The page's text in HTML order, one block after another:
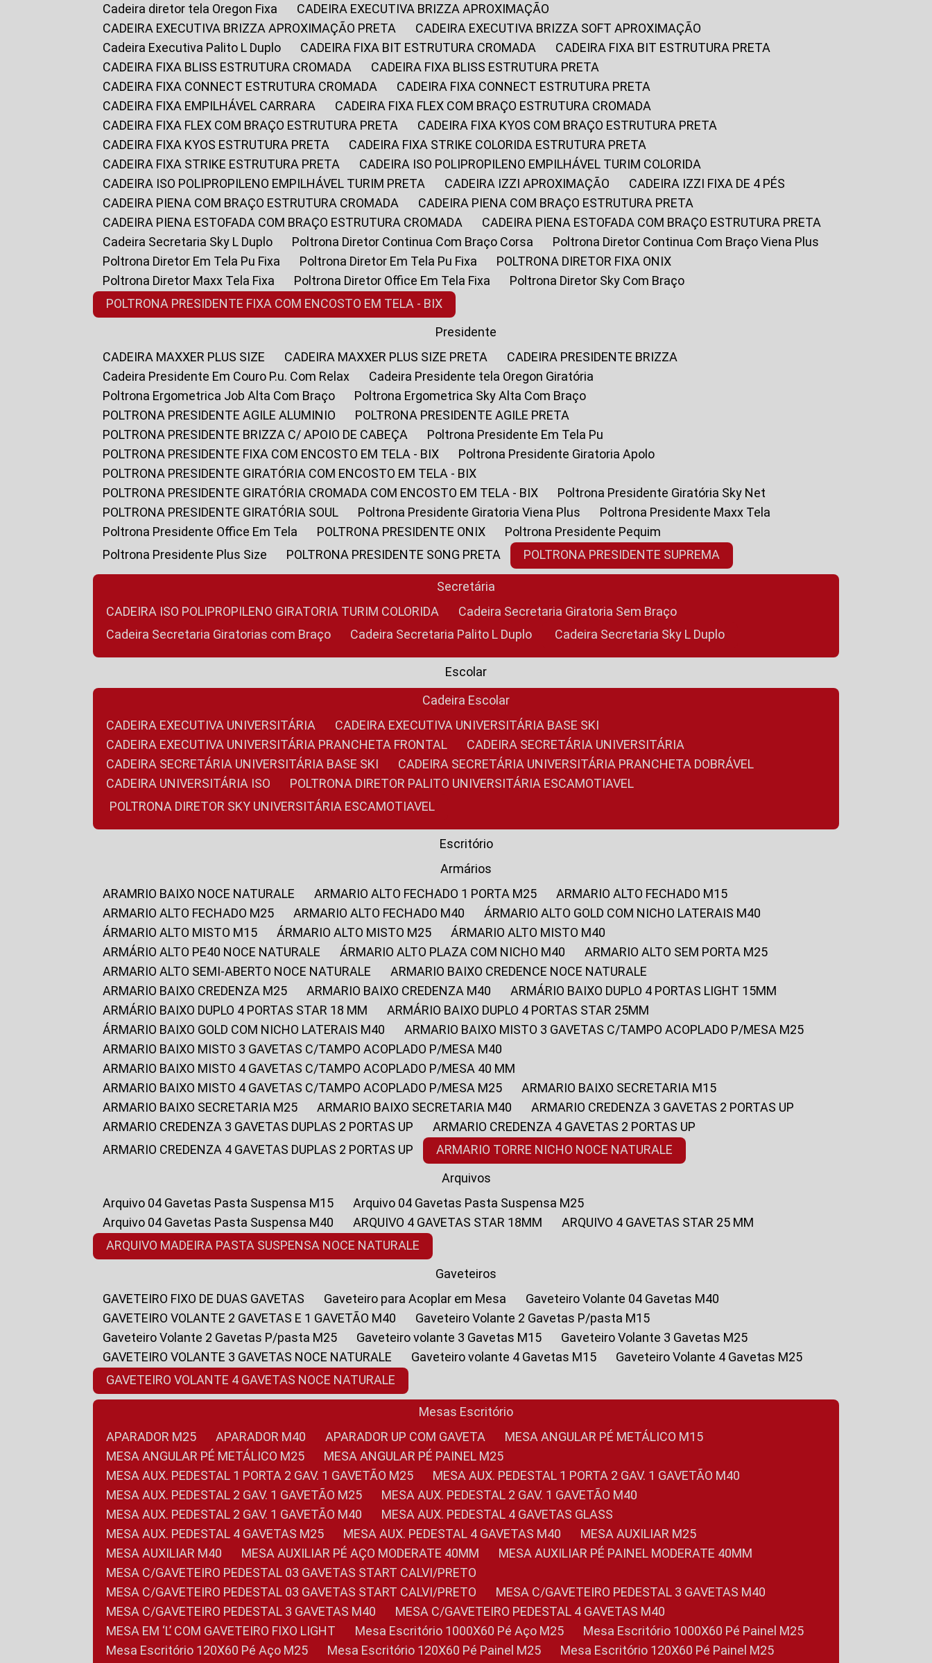
Cadeira diretor tela Oregon Fixa
CADEIRA EXECUTIVA BRIZZA APROXIMAÇÃO
CADEIRA EXECUTIVA BRIZZA APROXIMAÇÃO PRETA
CADEIRA EXECUTIVA BRIZZA SOFT APROXIMAÇÃO
Cadeira Executiva Palito L Duplo
CADEIRA FIXA BIT ESTRUTURA CROMADA
CADEIRA FIXA BIT ESTRUTURA PRETA
CADEIRA FIXA BLISS ESTRUTURA CROMADA
CADEIRA FIXA BLISS ESTRUTURA PRETA
CADEIRA FIXA CONNECT ESTRUTURA CROMADA
CADEIRA FIXA CONNECT ESTRUTURA PRETA
CADEIRA FIXA EMPILHÁVEL CARRARA
CADEIRA FIXA FLEX COM BRAÇO ESTRUTURA CROMADA
CADEIRA FIXA FLEX COM BRAÇO ESTRUTURA PRETA
CADEIRA FIXA KYOS COM BRAÇO ESTRUTURA PRETA
CADEIRA FIXA KYOS ESTRUTURA PRETA
CADEIRA FIXA STRIKE COLORIDA ESTRUTURA PRETA
CADEIRA FIXA STRIKE ESTRUTURA PRETA
CADEIRA ISO POLIPROPILENO EMPILHÁVEL TURIM COLORIDA
CADEIRA ISO POLIPROPILENO EMPILHÁVEL TURIM PRETA
CADEIRA IZZI APROXIMAÇÃO
CADEIRA IZZI FIXA DE 4 PÉS
CADEIRA PIENA COM BRAÇO ESTRUTURA CROMADA
CADEIRA PIENA COM BRAÇO ESTRUTURA PRETA
CADEIRA PIENA ESTOFADA COM BRAÇO ESTRUTURA CROMADA
CADEIRA PIENA ESTOFADA COM BRAÇO ESTRUTURA PRETA
Cadeira Secretaria Sky L Duplo
Poltrona Diretor Continua Com Braço Corsa
Poltrona Diretor Continua Com Braço Viena Plus
Poltrona Diretor Em Tela Pu Fixa
Poltrona Diretor Em Tela Pu Fixa
POLTRONA DIRETOR FIXA ONIX
Poltrona Diretor Maxx Tela Fixa
Poltrona Diretor Office Em Tela Fixa
Poltrona Diretor Sky Com Braço
POLTRONA PRESIDENTE FIXA COM ENCOSTO EM TELA - BIX
Presidente
CADEIRA MAXXER PLUS SIZE
CADEIRA MAXXER PLUS SIZE PRETA
CADEIRA PRESIDENTE BRIZZA
Cadeira Presidente Em Couro P.u. Com Relax
Cadeira Presidente tela Oregon Giratória
Poltrona Ergometrica Job Alta Com Braço
Poltrona Ergometrica Sky Alta Com Braço
POLTRONA PRESIDENTE AGILE ALUMINIO
POLTRONA PRESIDENTE AGILE PRETA
POLTRONA PRESIDENTE BRIZZA C/ APOIO DE CABEÇA
Poltrona Presidente Em Tela Pu
POLTRONA PRESIDENTE FIXA COM ENCOSTO EM TELA - BIX
Poltrona Presidente Giratoria Apolo
POLTRONA PRESIDENTE GIRATÓRIA COM ENCOSTO EM TELA - BIX
POLTRONA PRESIDENTE GIRATÓRIA CROMADA COM ENCOSTO EM TELA - BIX
Poltrona Presidente Giratória Sky Net
POLTRONA PRESIDENTE GIRATÓRIA SOUL
Poltrona Presidente Giratoria Viena Plus
Poltrona Presidente Maxx Tela
Poltrona Presidente Office Em Tela
POLTRONA PRESIDENTE ONIX
Poltrona Presidente Pequim
Poltrona Presidente Plus Size
POLTRONA PRESIDENTE SONG PRETA POLTRONA PRESIDENTE SUPREMA
Secretária
CADEIRA ISO POLIPROPILENO GIRATORIA TURIM COLORIDA
Cadeira Secretaria Giratoria Sem Braço
Cadeira Secretaria Giratorias com Braço
Cadeira Secretaria Palito L Duplo Cadeira Secretaria Sky L Duplo
Escolar
Cadeira Escolar
CADEIRA EXECUTIVA UNIVERSITÁRIA
CADEIRA EXECUTIVA UNIVERSITÁRIA BASE SKI
CADEIRA EXECUTIVA UNIVERSITÁRIA PRANCHETA FRONTAL
CADEIRA SECRETÁRIA UNIVERSITÁRIA
CADEIRA SECRETÁRIA UNIVERSITÁRIA BASE SKI
CADEIRA SECRETÁRIA UNIVERSITÁRIA PRANCHETA DOBRÁVEL
CADEIRA UNIVERSITÁRIA ISO
POLTRONA DIRETOR PALITO UNIVERSITÁRIA ESCAMOTIAVEL
POLTRONA DIRETOR SKY UNIVERSITÁRIA ESCAMOTIAVEL
Escritório
Armários
ARAMRIO BAIXO NOCE NATURALE
ARMARIO ALTO FECHADO 1 PORTA M25
ARMARIO ALTO FECHADO M15
ARMARIO ALTO FECHADO M25
ARMARIO ALTO FECHADO M40
ÁRMARIO ALTO GOLD COM NICHO LATERAIS M40
ÁRMARIO ALTO MISTO M15
ÁRMARIO ALTO MISTO M25
ÁRMARIO ALTO MISTO M40
ARMÁRIO ALTO PE40 NOCE NATURALE
ÁRMARIO ALTO PLAZA COM NICHO M40
ARMARIO ALTO SEM PORTA M25
ARMARIO ALTO SEMI-ABERTO NOCE NATURALE
ARMARIO BAIXO CREDENCE NOCE NATURALE
ARMARIO BAIXO CREDENZA M25
ARMARIO BAIXO CREDENZA M40
ARMÁRIO BAIXO DUPLO 4 PORTAS LIGHT 15MM
ARMÁRIO BAIXO DUPLO 4 PORTAS STAR 18 MM
ARMÁRIO BAIXO DUPLO 4 PORTAS STAR 25MM
ÁRMARIO BAIXO GOLD COM NICHO LATERAIS M40
ARMARIO BAIXO MISTO 3 GAVETAS C/TAMPO ACOPLADO P/MESA M25
ARMARIO BAIXO MISTO 3 GAVETAS C/TAMPO ACOPLADO P/MESA M40
ARMARIO BAIXO MISTO 4 GAVETAS C/TAMPO ACOPLADO P/MESA 40 MM
ARMARIO BAIXO MISTO 4 GAVETAS C/TAMPO ACOPLADO P/MESA M25
ARMARIO BAIXO SECRETARIA M15
ARMARIO BAIXO SECRETARIA M25
ARMARIO BAIXO SECRETARIA M40
ARMARIO CREDENZA 3 GAVETAS 2 PORTAS UP
ARMARIO CREDENZA 3 GAVETAS DUPLAS 2 PORTAS UP
ARMARIO CREDENZA 4 GAVETAS 2 PORTAS UP
ARMARIO CREDENZA 4 GAVETAS DUPLAS 2 PORTAS UP
ARMARIO TORRE NICHO NOCE NATURALE
Arquivos
Arquivo 04 Gavetas Pasta Suspensa M15
Arquivo 04 Gavetas Pasta Suspensa M25
Arquivo 04 Gavetas Pasta Suspensa M40
ARQUIVO 4 GAVETAS STAR 18MM
ARQUIVO 4 GAVETAS STAR 25 MM
ARQUIVO MADEIRA PASTA SUSPENSA NOCE NATURALE
Gaveteiros
GAVETEIRO FIXO DE DUAS GAVETAS
Gaveteiro para Acoplar em Mesa
Gaveteiro Volante 04 Gavetas M40
GAVETEIRO VOLANTE 2 GAVETAS E 1 GAVETÃO M40
Gaveteiro Volante 2 Gavetas P/pasta M15
Gaveteiro Volante 2 Gavetas P/pasta M25
Gaveteiro volante 3 Gavetas M15
Gaveteiro Volante 3 Gavetas M25
GAVETEIRO VOLANTE 3 GAVETAS NOCE NATURALE
Gaveteiro volante 4 Gavetas M15
Gaveteiro Volante 4 Gavetas M25
GAVETEIRO VOLANTE 4 GAVETAS NOCE NATURALE
Mesas Escritório
APARADOR M25
APARADOR M40 APARADOR UP COM GAVETA
MESA ANGULAR PÉ METÁLICO M15
MESA ANGULAR PÉ METÁLICO M25
MESA ANGULAR PÉ PAINEL M25
MESA AUX. PEDESTAL 1 PORTA 2 GAV. 1 GAVETÃO M25
MESA AUX. PEDESTAL 1 PORTA 2 GAV. 1 GAVETÃO M40
MESA AUX. PEDESTAL 2 GAV. 1 GAVETÃO M25
MESA AUX. PEDESTAL 2 GAV. 1 GAVETÃO M40
MESA AUX. PEDESTAL 2 GAV. 1 GAVETÃO M40
MESA AUX. PEDESTAL 4 GAVETAS GLASS
MESA AUX. PEDESTAL 4 GAVETAS M25
MESA AUX. PEDESTAL 4 GAVETAS M40
MESA AUXILIAR M25
MESA AUXILIAR M40
MESA AUXILIAR PÉ AÇO MODERATE 40MM
MESA AUXILIAR PÉ PAINEL MODERATE 40MM
MESA C/GAVETEIRO PEDESTAL 03 GAVETAS START CALVI/PRETO
MESA C/GAVETEIRO PEDESTAL 03 GAVETAS START CALVI/PRETO
MESA C/GAVETEIRO PEDESTAL 3 GAVETAS M40
MESA C/GAVETEIRO PEDESTAL 3 GAVETAS M40
MESA C/GAVETEIRO PEDESTAL 4 GAVETAS M40
MESA EM ‘L’ COM GAVETEIRO FIXO LIGHT
Mesa Escritório 1000X60 Pé Aço M25
Mesa Escritório 1000X60 Pé Painel M25
Mesa Escritório 120X60 Pé Aço M25
Mesa Escritório 120X60 Pé Painel M25
Mesa Escritório 120X60 Pé Painel M25